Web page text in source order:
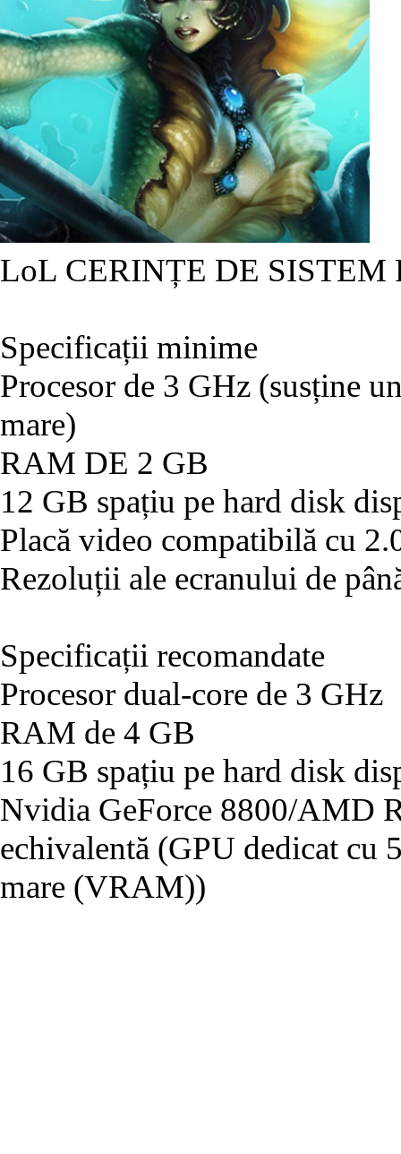
LoL CERINȚE DE SISTEM
Specificații minime
Procesor de 3 GHz (susține
mare)
RAM DE 2 GB
12 GB spațiu pe hard disk
Placă video compatibilă cu
Rezoluții ale ecranului de
Specificații recomandate
Procesor dual-core de 3 GHz
RAM de 4 GB
16 GB spațiu pe hard disk
Nvidia GeForce 8800/AMD
echivalentă (GPU dedicat cu
mare (VRAM))